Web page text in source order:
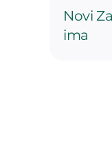
Novi
ima